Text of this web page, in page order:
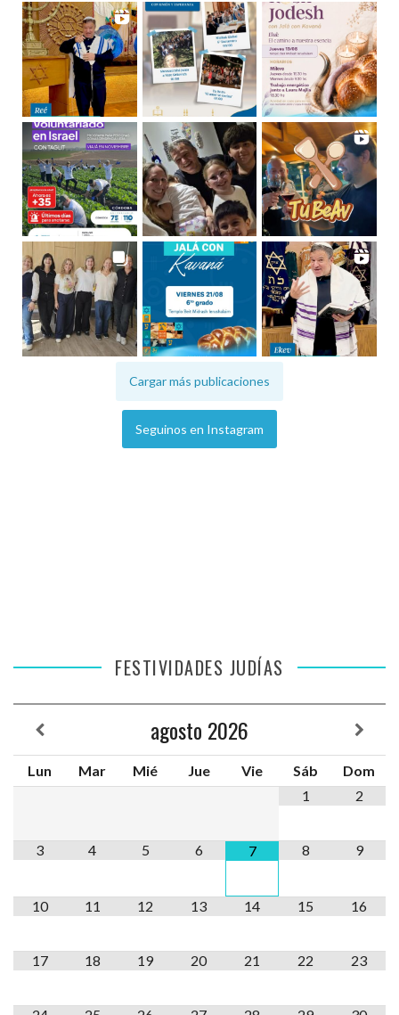
Cargar más publicaciones
Seguinos en Instagram
FESTIVIDADES JUDÍAS
agosto 2026
Lun Mar Mié Jue Vie Sáb
Dom
1
2
3 4 5 6 7 8 9
10 11 12 13 14 15 16
17 18 19 20 21 22 23